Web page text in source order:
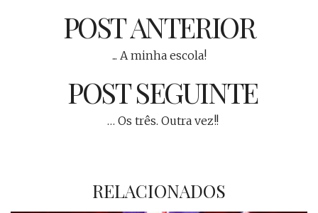
POST ANTERIOR
... A minha escola!
POST SEGUINTE
… Os três. Outra vez!!
RELACIONADOS